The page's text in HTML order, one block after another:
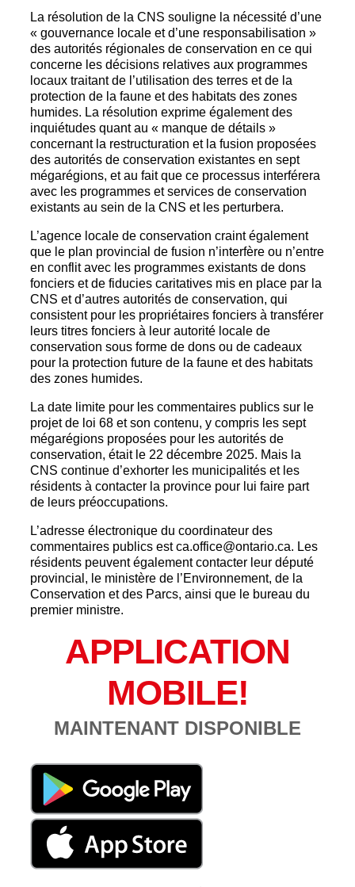
La résolution de la CNS souligne la nécessité d’une
« gouvernance locale et d’une responsabilisation »
des autorités régionales de conservation en ce qui
concerne les décisions relatives aux programmes
locaux traitant de l’utilisation des terres et de la
protection de la faune et des habitats des zones
humides. La résolution exprime également des
inquiétudes quant au « manque de détails »
concernant la restructuration et la fusion proposées
des autorités de conservation existantes en sept
mégarégions, et au fait que ce processus interférera
avec les programmes et services de conservation
existants au sein de la CNS et les perturbera.
L’agence locale de conservation craint également
que le plan provincial de fusion n’interfère ou n’entre
en conflit avec les programmes existants de dons
fonciers et de fiducies caritatives mis en place par la
CNS et d’autres autorités de conservation, qui
consistent pour les propriétaires fonciers à transférer
leurs titres fonciers à leur autorité locale de
conservation sous forme de dons ou de cadeaux
pour la protection future de la faune et des habitats
des zones humides.
La date limite pour les commentaires publics sur le
projet de loi 68 et son contenu, y compris les sept
mégarégions proposées pour les autorités de
conservation, était le 22 décembre 2025. Mais la
CNS continue d’exhorter les municipalités et les
résidents à contacter la province pour lui faire part
de leurs préoccupations.
L’adresse électronique du coordinateur des
commentaires publics est ca.office@ontario.ca. Les
résidents peuvent également contacter leur député
provincial, le ministère de l’Environnement, de la
Conservation et des Parcs, ainsi que le bureau du
premier ministre.
APPLICATION
MOBILE!
MAINTENANT DISPONIBLE